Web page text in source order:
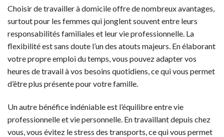
Choisir de travailler à domicile offre de nombreux avantages,
surtout pour les femmes qui jonglent souvent entre leurs
responsabilités familiales et leur vie professionnelle. La
flexibilité est sans doute l’un des atouts majeurs. En élaborant
votre propre emploi du temps, vous pouvez adapter vos
heures de travail à vos besoins quotidiens, ce qui vous permet
d’être plus présente pour votre famille.
Un autre bénéfice indéniable est l’équilibre entre vie
professionnelle et vie personnelle. En travaillant depuis chez
vous, vous évitez le stress des transports, ce qui vous permet